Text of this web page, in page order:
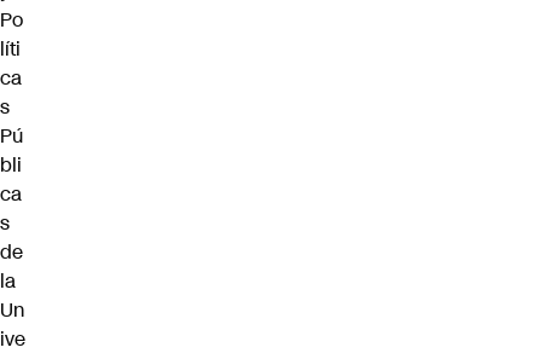
Po
líti
ca
s
Pú
bli
ca
s
de
la
Un
ive